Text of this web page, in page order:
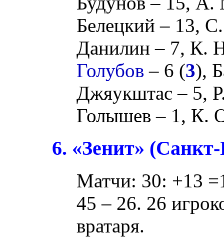
Белецкий – 13,
Данилин – 7, К.
Голубов – 6 (3),
Джяукштас – 5,
Голышев – 1, К.
6. «Зенит»
Матчи: 30: +13
45 – 26. 26
вратаря.